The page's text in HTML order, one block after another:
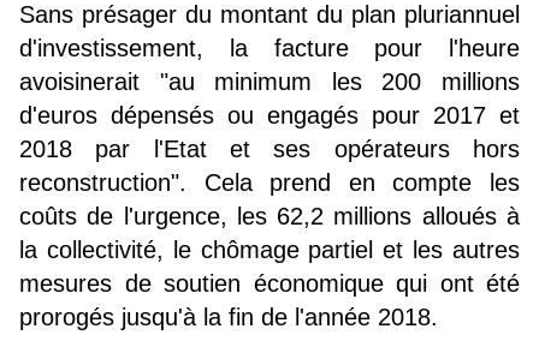
Sans présager du montant du plan pluriannuel
d'investissement, la facture pour l'heure
avoisinerait "au minimum les 200 millions
d'euros dépensés ou engagés pour 2017 et
2018 par l'Etat et ses opérateurs hors
reconstruction". Cela prend en compte les
coûts de l'urgence, les 62,2 millions alloués à
la collectivité, le chômage partiel et les autres
mesures de soutien économique qui ont été
prorogés jusqu'à la fin de l'année 2018.